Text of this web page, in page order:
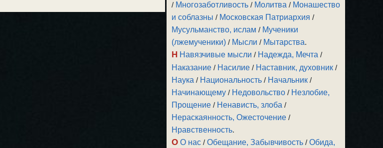
/ Многозаботливость / Молитва / Монашество
и соблазны / Московская Патриархия /
Мусульманство, ислам / Мученики
(лжемученики) / Мысли / Мытарства.
Н Навязчивые мысли / Надежда, Мечта /
Наказание / Насилие / Наставник, духовник /
Наука / Национальность / Начальник /
Начинающему / Недовольство / Незлобие,
Прощение / Ненависть, злоба /
Нераскаянность, Ожесточение /
Нравственность.
О О нас /Обещание, Забывчивость /Обида,